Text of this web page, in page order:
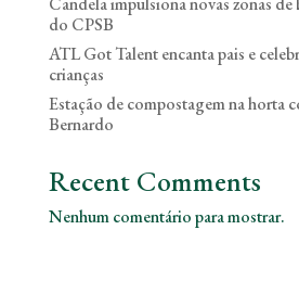
do CPSB
ATL Got Talent encanta pais e
crianças
Estação de compostagem na horta
Bernardo
Recent Comments
Nenhum comentário para mostrar.